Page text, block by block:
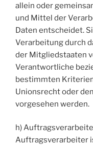
allein oder
und Mittel der
Daten entscheidet.
Verarbeitung durch
der Mitgliedstaaten
Verantwortliche
bestimmten
Unionsrecht oder
vorgesehen werden.
h)
Auftragsverarbeiter